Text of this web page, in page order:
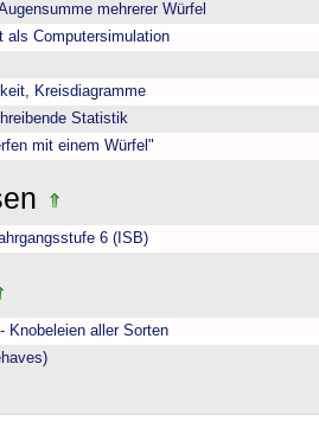
mehrerer Würfel
als Computersimulation
Kreisdiagramme
Statistik
mit einem Würfel"
6 (ISB)
Knobeleien aller Sorten